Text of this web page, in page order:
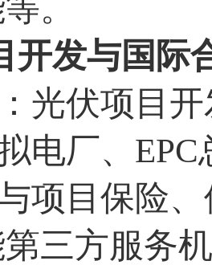
。
开发与国际
光伏项目
电厂、
项目保险
第三方服务